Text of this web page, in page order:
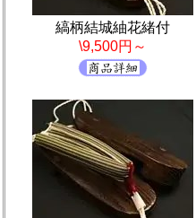
縞柄結城紬花緒付
\9,500円～